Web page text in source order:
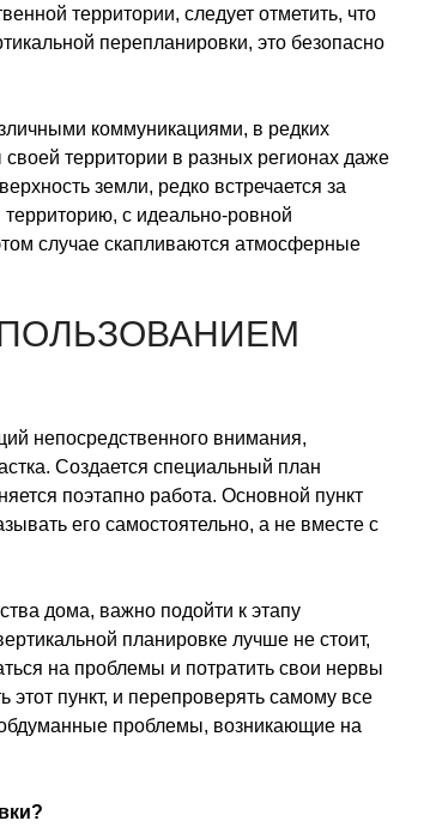
территории, следует отметить, что
перепланировки, это безопасно
коммуникациями, в редких
территории в разных регионах даже
земли, редко встречается за
с идеально-ровной
случае скапливаются атмосферные
непосредственного внимания,
Создается специальный план
поэтапно работа. Основной пункт
его самостоятельно, а не вместе с
дома, важно подойти к этапу
планировке лучше не стоит,
на проблемы и потратить свои нервы
этот пункт, и перепроверять самому все
проблемы, возникающие на